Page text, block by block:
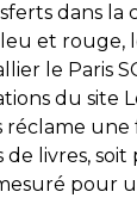
dans la
et rouge,
le Paris
du site
réclame
livres, soit
pour